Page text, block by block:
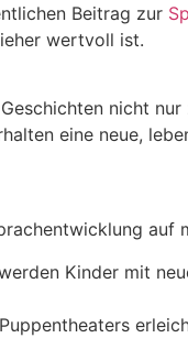
Beitrag zur
wertvoll ist.
nicht
eine neue,
auf
Kinder mit